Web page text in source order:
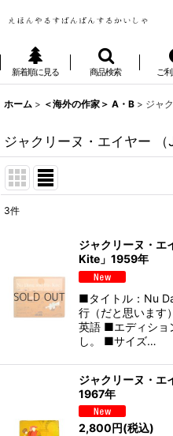
新着順に見る 商品検索 ご
ホーム > ＜海外の作家＞ A・B > ジャ
ジャクリーヌ・エイヤー
絞
3件
ジャクリーヌ・
Kite」1959年
■タイトル：Nu
行（だと思いま
英語 ■エディショ
し。 ■サイズ…
ジャクリーヌ・
1967年
2,800円(税込)